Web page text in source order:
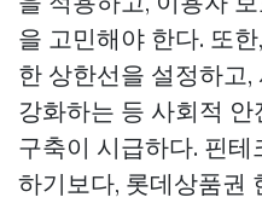
을 고민해야 한다. 또
한 상한선을 설정하고
강화하는 등 사회적 안
구축이 시급하다. 핀
하기보다, 롯데상품권